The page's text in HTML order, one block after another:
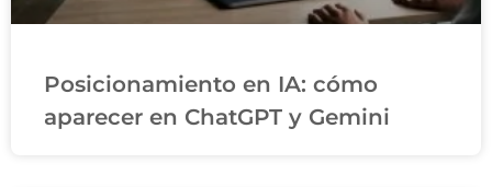
Posicionamiento en IA: cómo
aparecer en ChatGPT y Gemini